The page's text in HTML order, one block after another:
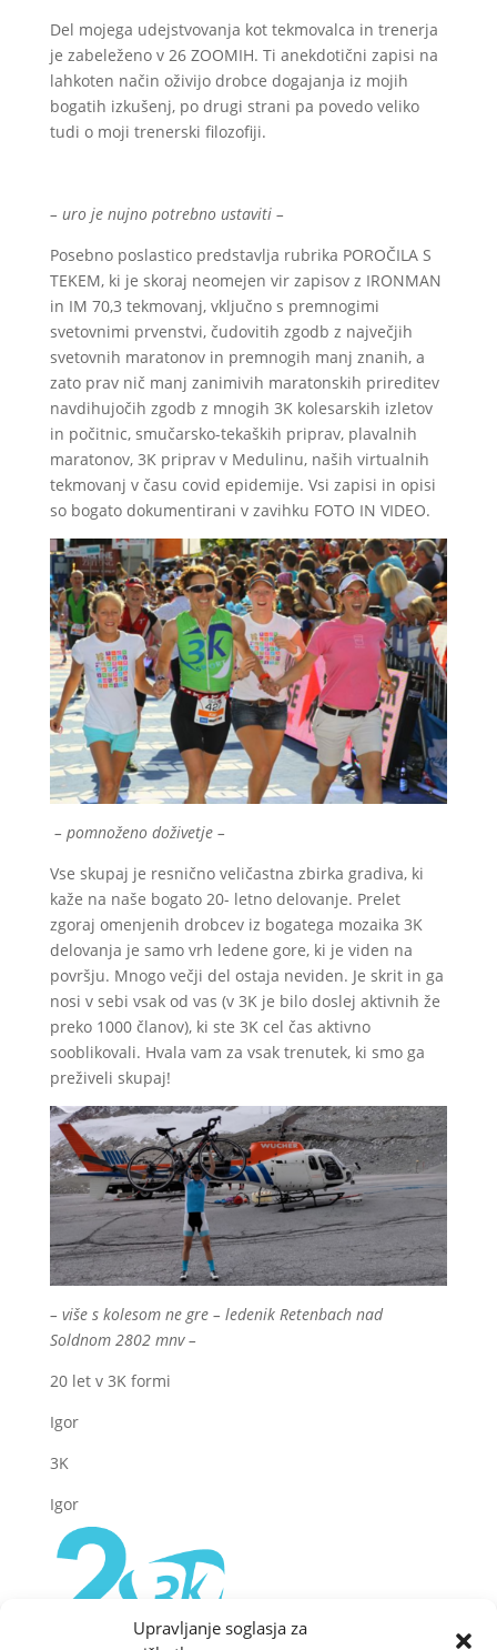
Upravljanje soglasja za
Del mojega udejstvovanja kot tekmovalca in trenerja
je zabeleženo v 26 ZOOMIH. Ti anekdotični zapisi na
lahkoten način oživijo drobce dogajanja iz mojih
bogatih izkušenj, po drugi strani pa povedo veliko
tudi o moji trenerski filozofiji.
– uro je nujno potrebno ustaviti –
Posebno poslastico predstavlja rubrika POROČILA S
TEKEM, ki je skoraj neomejen vir zapisov z IRONMAN
in IM 70,3 tekmovanj, vključno s premnogimi
svetovnimi prvenstvi, čudovitih zgodb z največjih
svetovnih maratonov in premnogih manj znanih, a
zato prav nič manj zanimivih maratonskih prireditev
navdihujočih zgodb z mnogih 3K kolesarskih izletov
in počitnic, smučarsko-tekaških priprav, plavalnih
maratonov, 3K priprav v Medulinu, naših virtualnih
tekmovanj v času covid epidemije. Vsi zapisi in opisi
so bogato dokumentirani v zavihku FOTO IN VIDEO.
– pomnoženo doživetje –
Vse skupaj je resnično veličastna zbirka gradiva, ki
kaže na naše bogato 20- letno delovanje. Prelet
zgoraj omenjenih drobcev iz bogatega mozaika 3K
delovanja je samo vrh ledene gore, ki je viden na
površju. Mnogo večji del ostaja neviden. Je skrit in ga
nosi v sebi vsak od vas (v 3K je bilo doslej aktivnih že
preko 1000 članov), ki ste 3K cel čas aktivno
sooblikovali. Hvala vam za vsak trenutek, ki smo ga
preživeli skupaj!
– više s kolesom ne gre – ledenik Retenbach nad
Soldnom 2802 mnv –
20 let v 3K formi
Igor
3K
Igor